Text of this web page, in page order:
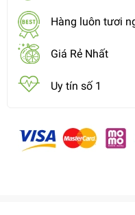
Hàng luôn tươi
Giá Rẻ Nhất
Uy tín số 1